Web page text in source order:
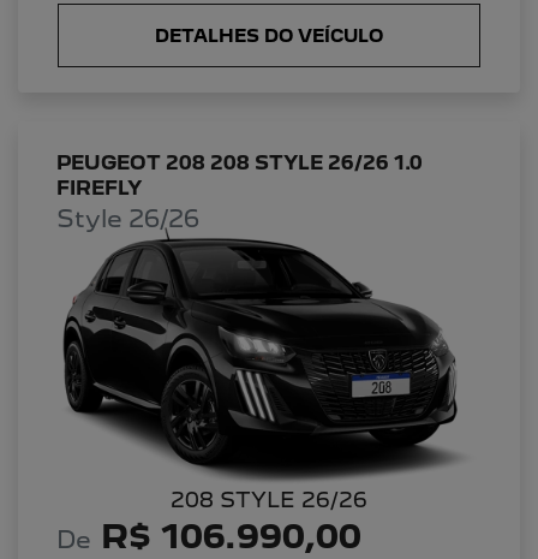
DETALHES DO VEÍCULO
PEUGEOT 208 208 STYLE 26/26 1.0
FIREFLY
Style 26/26
208 STYLE 26/26
De R$ 106.990,00